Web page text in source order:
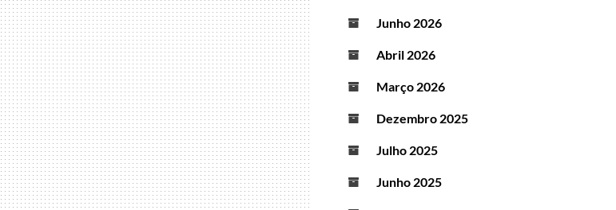
Junho 2026
Abril 2026
Março 2026
Dezembro 2025
Julho 2025
Junho 2025